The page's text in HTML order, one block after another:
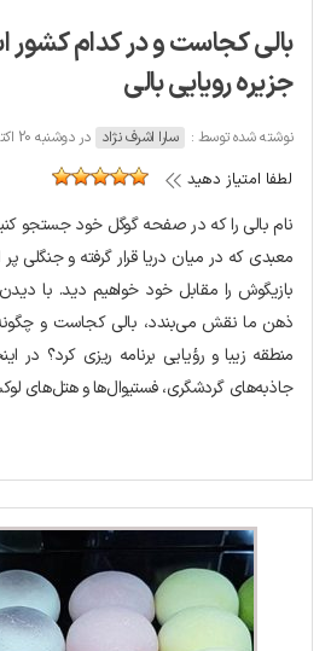
بالی کجاست و در کدام کشور
جزیره رویایی بالی
نوشته شده توسط : سارا اشرف نژاد در دوشنبه 20 اکتبر 2025
لطفا امتیاز دهید
نام بالی را که در صفحه گوگل خود جستجو
معبدی که در میان دریا قرار گرفته و جنگلی
بازیگوش را مقابل خود خواهیم دید. با
ذهن ما نقش می‌بندد، بالی کجاست و
منطقه زیبا و رؤیایی برنامه ریزی کرد؟ در
جاذبه‌های گردشگری، فستیوال‌ها و هتل‌های